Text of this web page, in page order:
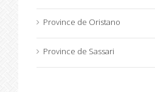
Province de Oristano
Province de Sassari